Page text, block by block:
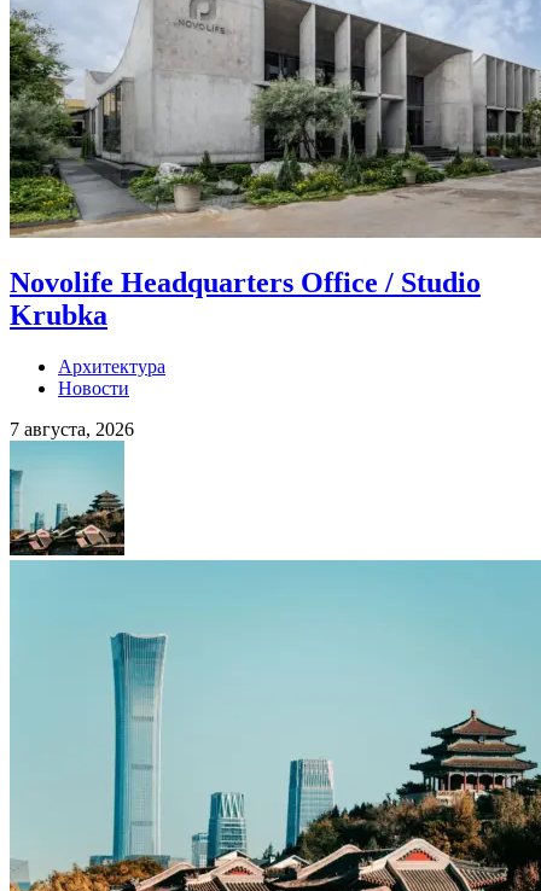
Novolife Headquarters Office / Studio
Krubka
Архитектура
Новости
7 августа, 2026